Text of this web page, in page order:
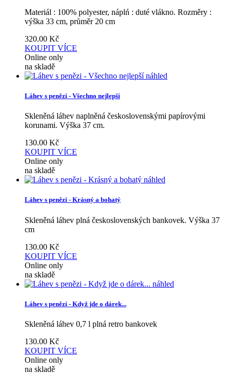
Materiál : 100% polyester, náplń : duté vlákno. Rozměry :
výška 33 cm, průměr 20 cm
320.00 Kč
KOUPIT VÍCE
Online only
na skladě
náhled
Láhev s penězi - Všechno nejlepší
Skleněná láhev naplněná československými papírovými
korunami. Výška 37 cm.
130.00 Kč
KOUPIT VÍCE
Online only
na skladě
náhled
Láhev s penězi - Krásný a bohatý
Skleněná láhev plná československých bankovek. Výška 37
cm
130.00 Kč
KOUPIT VÍCE
Online only
na skladě
náhled
Láhev s penězi - Když jde o dárek...
Skleněná láhev 0,7 l plná retro bankovek
130.00 Kč
KOUPIT VÍCE
Online only
na skladě